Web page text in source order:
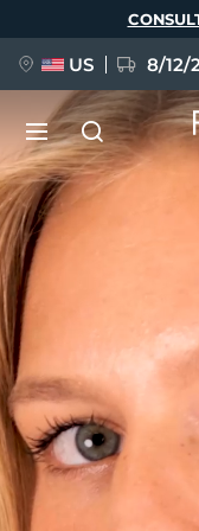
principal
US 8/12/
NOVIDADE
FAQ™ Pure
issa™ Teeth
Idioma
Polski
Türkçe